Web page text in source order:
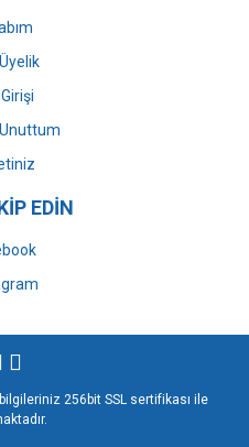
EDİN
256bit SSL sertifikası ile